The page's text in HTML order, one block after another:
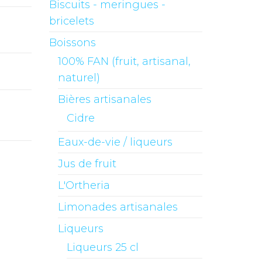
Biscuits - meringues -
bricelets
Boissons
100% FAN (fruit, artisanal,
naturel)
Bières artisanales
Cidre
Eaux-de-vie / liqueurs
Jus de fruit
L'Ortheria
Limonades artisanales
Liqueurs
Liqueurs 25 cl